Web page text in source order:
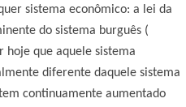
sistema econômico: a lei da
do sistema burguês (
hoje que aquele sistema
diferente daquele sistema
continuamente aumentado